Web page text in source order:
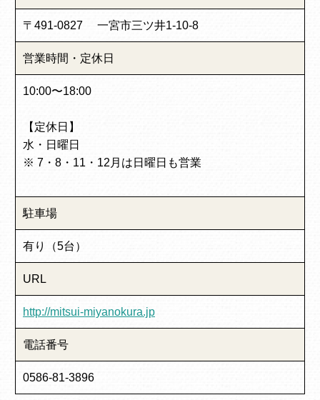
〒491-0827 一宮市三ツ井1-10-8
営業時間・定休日
10:00〜18:00
【定休日】
水・日曜日
※ 7・8・11・12月は日曜日も営業
駐車場
有り（5台）
URL
http://mitsui-miyanokura.jp
電話番号
0586-81-3896